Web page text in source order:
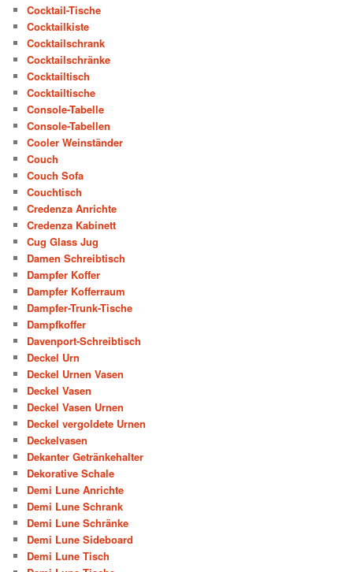
Cocktail-Tische
Cocktailkiste
Cocktailschrank
Cocktailschränke
Cocktailtisch
Cocktailtische
Console-Tabelle
Console-Tabellen
Cooler Weinständer
Couch
Couch Sofa
Couchtisch
Credenza Anrichte
Credenza Kabinett
Cug Glass Jug
Damen Schreibtisch
Dampfer Koffer
Dampfer Kofferraum
Dampfer-Trunk-Tische
Dampfkoffer
Davenport-Schreibtisch
Deckel Urn
Deckel Urnen Vasen
Deckel Vasen
Deckel Vasen Urnen
Deckel vergoldete Urnen
Deckelvasen
Dekanter Getränkehalter
Dekorative Schale
Demi Lune Anrichte
Demi Lune Schrank
Demi Lune Schränke
Demi Lune Sideboard
Demi Lune Tisch